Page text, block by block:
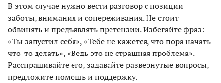
В этом случае нужно вести разговор с позиции
заботы, внимания и сопереживания. Не стоит
обвинять и предъявлять претензии. Избегайте фраз:
«Ты запустил себя», «Тебе не кажется, что пора начать
что-то делать», «Ведь это не страшная проблема».
Расспрашивайте его, задавайте развернутые вопросы,
предложите помощь и поддержку.